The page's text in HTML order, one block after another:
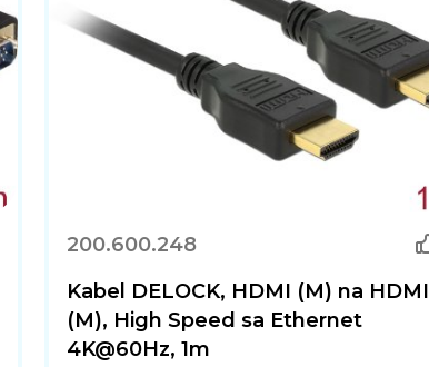
200.600.248
Kabel DELOCK, HDMI (M) na HDMI
(M), High Speed sa Ethernet
4K@60Hz, 1m